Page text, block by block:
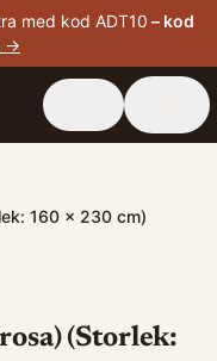
med kod ADT10 – kod
→
160 x 230 cm)
(Storlek: